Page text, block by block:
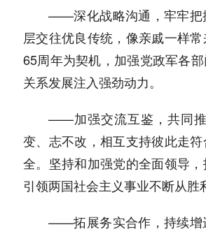
——深化战略沟通，牢牢把握
层交往优良传统，像亲戚一样
65周年为契机，加强党政军各
关系发展注入强劲动力。
——加强交流互鉴，共同推
变、志不改，相互支持彼此走
全。坚持和加强党的全面领导
引领两国社会主义事业不断从胜
——拓展务实合作，持续增进